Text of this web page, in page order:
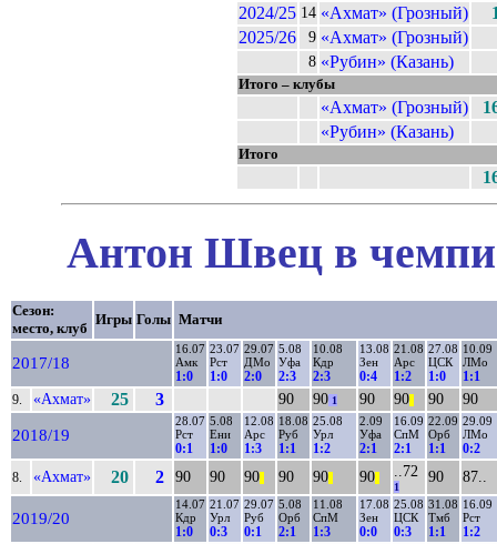
2024/25 14 «Ахмат» (Грозный)
2025/26
9 «Ахмат» (Грозный)
8 «Рубин» (Казань)
Итого – клубы
«Ахмат» (Грозный)
«Рубин» (Казань)
Итого
Антон Швец в
Сезон:
место, клуб
Игры Голы Матчи
2017/18
16.07
Амк
1:0
23.07
Рст
1:0
29.07
ДМо
2:0
5.08
Уфа
2:3
10.08
Кдр
2:3
13.08
Зен
0:4
21.08
Арс
1:2
27.08
ЦСК
1:0
10.09
ЛМо
1:1
9. «Ахмат» 25 3 90 90 1 90 90 90 90
2018/19
28.07
Рст
0:1
5.08
Ени
1:0
12.08
Арс
1:3
18.08
Руб
1:1
25.08
Урл
1:2
2.09
Уфа
2:1
16.09
СпМ
2:1
22.09
Орб
1:1
29.09
ЛМо
0:2
8. «Ахмат» 20 2 90 90 90 90 90 90 ..72
1
90 87..
2019/20
14.07
Кдр
1:0
21.07
Урл
0:3
29.07
Руб
0:1
5.08
Орб
2:1
11.08
СпМ
1:3
17.08
Зен
0:0
25.08
ЦСК
0:3
31.08
Тмб
1:1
16.09
Рст
1:2